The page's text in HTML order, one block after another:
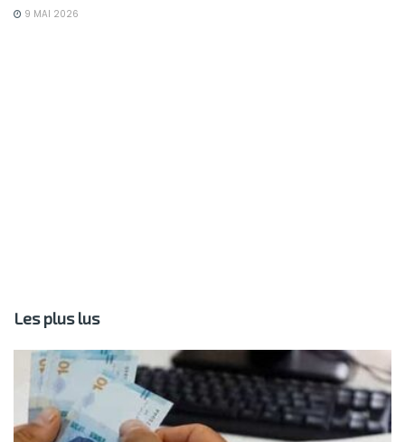
9 MAI 2026
Les plus lus